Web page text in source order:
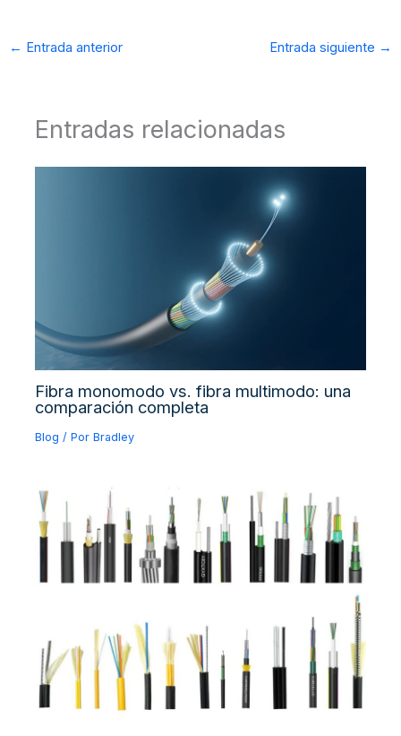
← Entrada anterior Entrada siguiente →
Entradas relacionadas
Fibra monomodo vs. fibra multimodo: una
comparación completa
Blog / PorBradley